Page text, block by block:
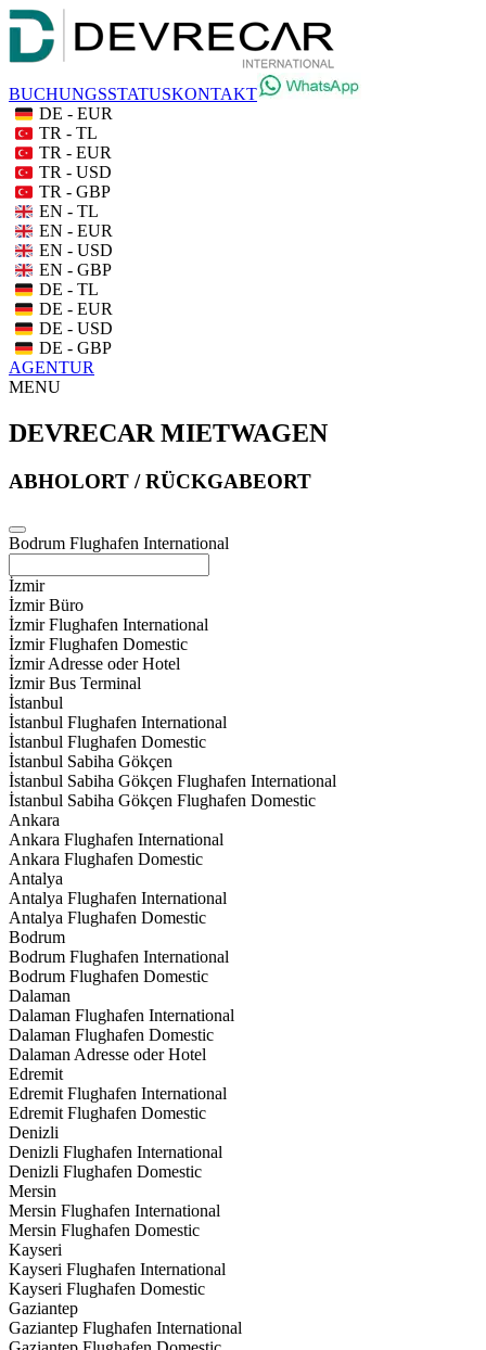
BUCHUNGSSTATUSKONTAKT
DE - EUR
TR - TL
TR - EUR
TR - USD
TR - GBP
EN - TL
EN - EUR
EN - USD
EN - GBP
DE - TL
DE - EUR
DE - USD
DE - GBP
AGENTUR
MENU
DEVRECAR MIETWAGEN
ABHOLORT / RÜCKGABEORT
Bodrum Flughafen International
İzmir
İzmir Büro
İzmir Flughafen International
İzmir Flughafen Domestic
İzmir Adresse oder Hotel
İzmir Bus Terminal
İstanbul
İstanbul Flughafen International
İstanbul Flughafen Domestic
İstanbul Sabiha Gökçen
İstanbul Sabiha Gökçen Flughafen International
İstanbul Sabiha Gökçen Flughafen Domestic
Ankara
Ankara Flughafen International
Ankara Flughafen Domestic
Antalya
Antalya Flughafen International
Antalya Flughafen Domestic
Bodrum
Bodrum Flughafen International
Bodrum Flughafen Domestic
Dalaman
Dalaman Flughafen International
Dalaman Flughafen Domestic
Dalaman Adresse oder Hotel
Edremit
Edremit Flughafen International
Edremit Flughafen Domestic
Denizli
Denizli Flughafen International
Denizli Flughafen Domestic
Mersin
Mersin Flughafen International
Mersin Flughafen Domestic
Kayseri
Kayseri Flughafen International
Kayseri Flughafen Domestic
Gaziantep
Gaziantep Flughafen International